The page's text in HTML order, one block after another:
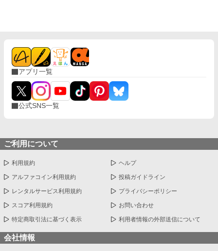
愛小説大賞、奨励賞（全体21位）
アプリ一覧
公式SNS一覧
ご利用について
利用規約 ヘルプ
アルファコイン利用規約 投稿ガイドライン
レンタルサービス利用規約 プライバシーポリシー
スコア利用規約 お問い合わせ
特定商取引法に基づく表示 利用者情報の外部送信について
会社情報